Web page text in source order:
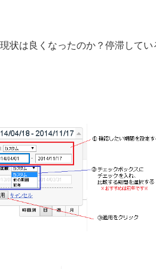
状は良くなったのか？停滞してい